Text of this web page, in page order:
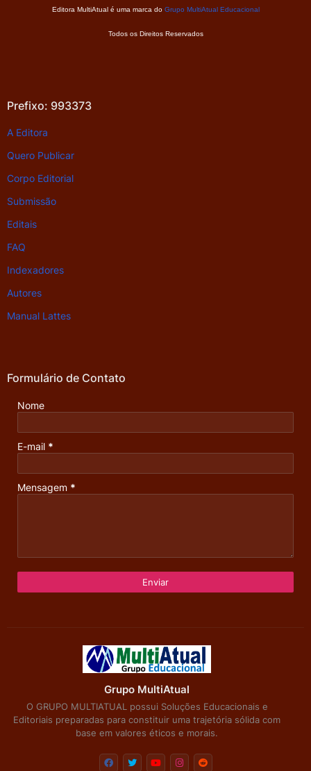
Editora MultiAtual é uma marca do Grupo MultiAtual Educacional
Todos os Direitos Reservados
Prefixo: 993373
A Editora
Quero Publicar
Corpo Editorial
Submissão
Editais
FAQ
Indexadores
Autores
Manual Lattes
Formulário de Contato
Nome
E-mail *
Mensagem *
Grupo MultiAtual
O GRUPO MULTIATUAL possui Soluções Educacionais e
Editoriais preparadas para constituir uma trajetória sólida com
base em valores éticos e morais.